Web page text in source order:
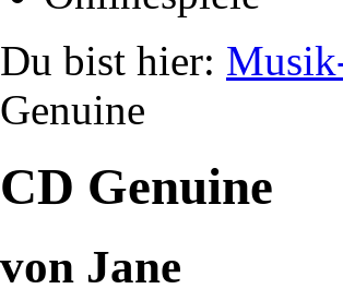
Du bist hier:
Genuine
CD Genuine
von Jane